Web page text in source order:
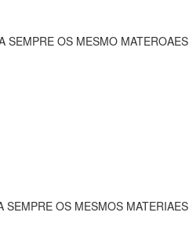
SEMPRE OS MESMO MATEROAES
OS MESMOS MATERIAES